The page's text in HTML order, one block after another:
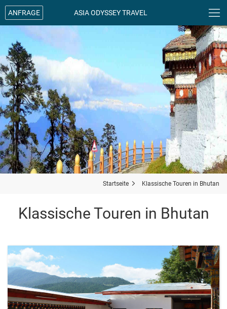

ANFRAGE ASIA ODYSSEY TRAVEL
Startseite  Klassische Touren in Bhutan
Klassische Touren in Bhutan